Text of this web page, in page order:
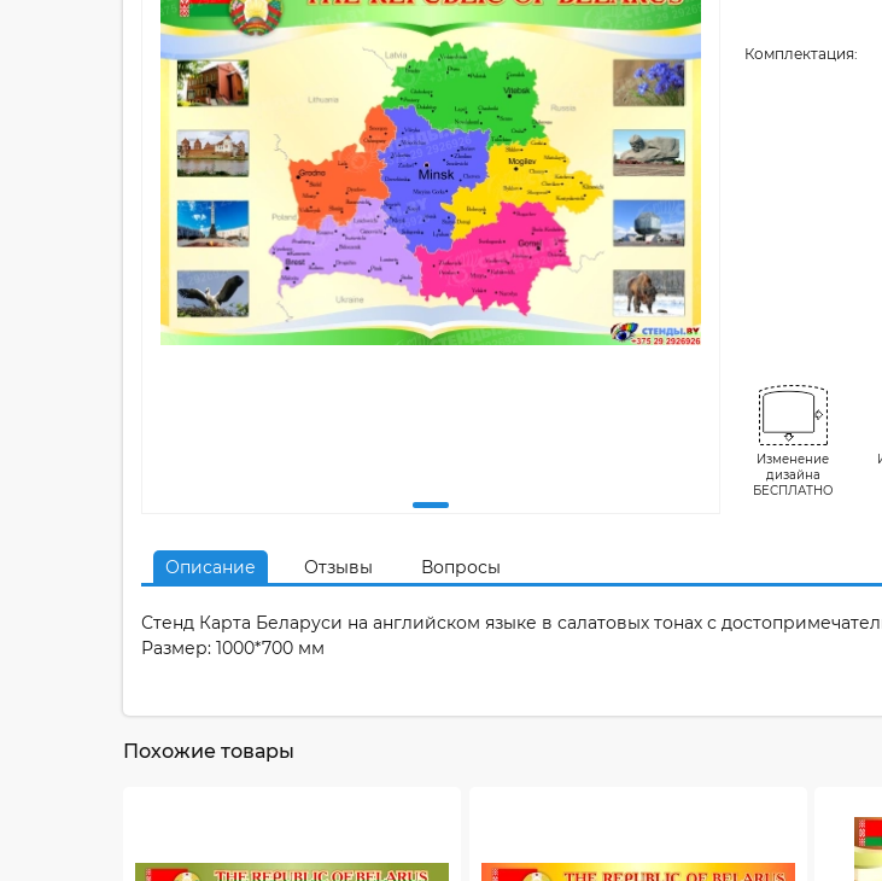
Комплектация:
Изменение
дизайна
БЕСПЛАТНО
Описание Отзывы Вопросы
Стенд Карта Беларуси на английском языке в салатовых тонах с
Размер: 1000*700 мм
Похожие товары